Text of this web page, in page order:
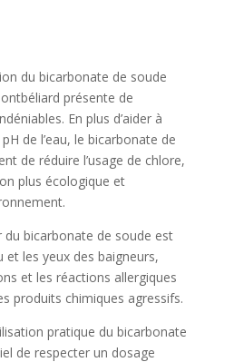
du bicarbonate de soude
présente de
En plus d’aider à
de l’eau, le bicarbonate de
de réduire l’usage de chlore,
plus écologique et
du bicarbonate de soude est
les yeux des baigneurs,
et les réactions allergiques
produits chimiques agressifs.
pratique du bicarbonate
de respecter un dosage